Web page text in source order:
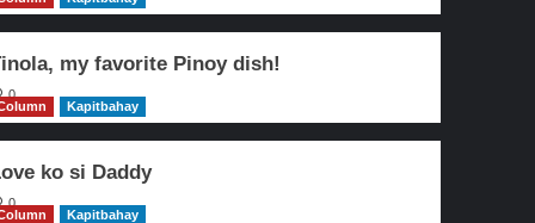
my favorite Pinoy dish!
0
Kapitbahay
ko si Daddy
0
Kapitbahay